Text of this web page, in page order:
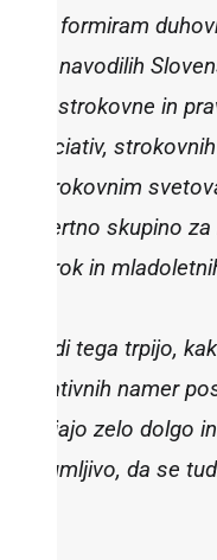
in formiram
in navodilih
strokovne in
iniciativ,
in strokovnim
skupino
otrok in
zaradi tega trpijo,
negativnih namer
trajajo zelo dolgo
razumljivo, da se